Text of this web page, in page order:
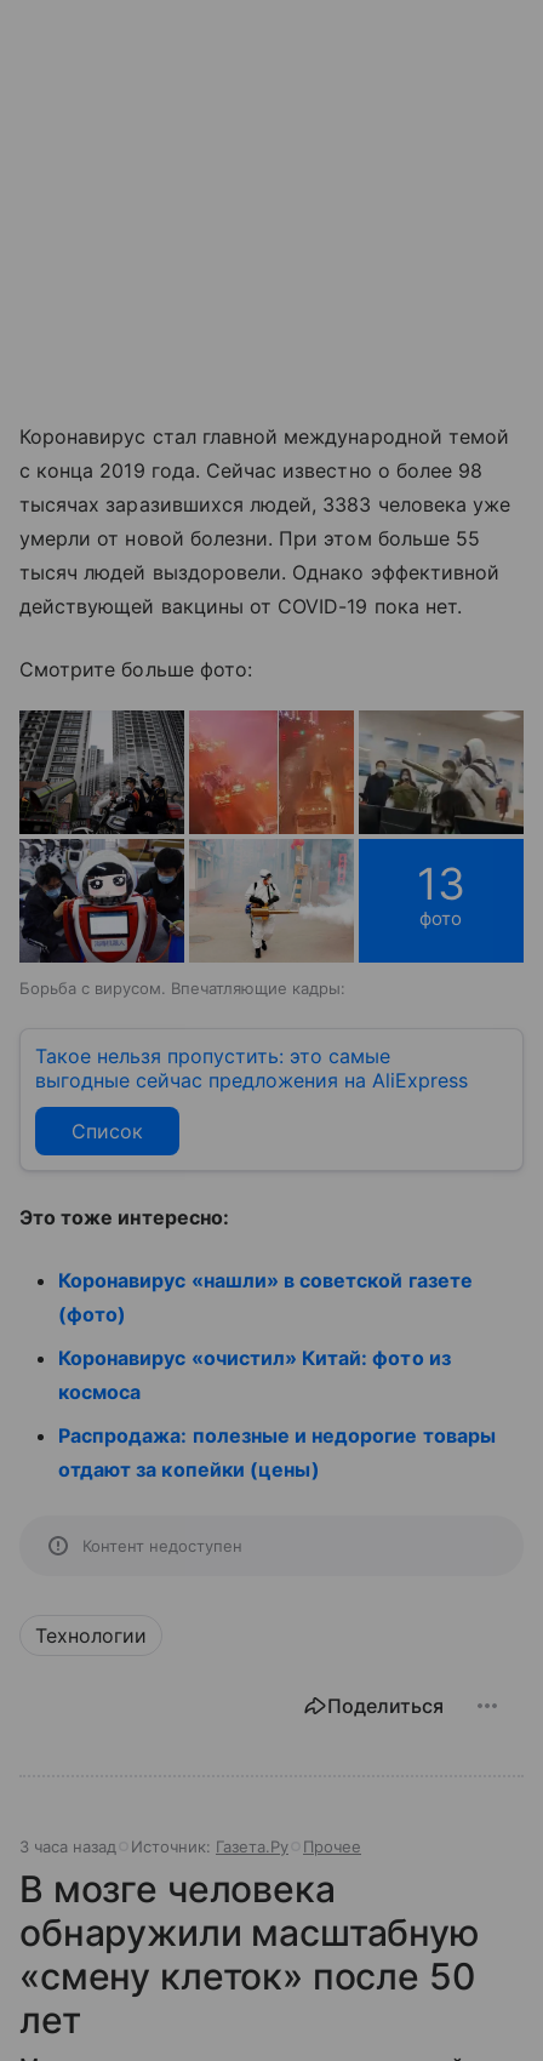
Коронавирус стал главной международной темой
с конца 2019 года. Сейчас известно о более 98
тысячах заразившихся людей, 3383 человека уже
умерли от новой болезни. При этом больше 55
тысяч людей выздоровели. Однако эффективной
действующей вакцины от COVID-19 пока нет.
Смотрите больше фото:
13
фото
Борьба с вирусом. Впечатляющие кадры:
Такое нельзя пропустить: это самые
выгодные сейчас предложения на AliExpress
Список
Это тоже интересно:
Коронавирус «нашли» в советской газете
(фото)
Коронавирус «очистил» Китай: фото из
космоса
Распродажа: полезные и недорогие товары
отдают за копейки (цены)
Контент недоступен
Технологии
Поделиться
3 часа назад Источник: Газета.Ру Прочее
В мозге человека
обнаружили масштабную
«смену клеток» после 50
лет